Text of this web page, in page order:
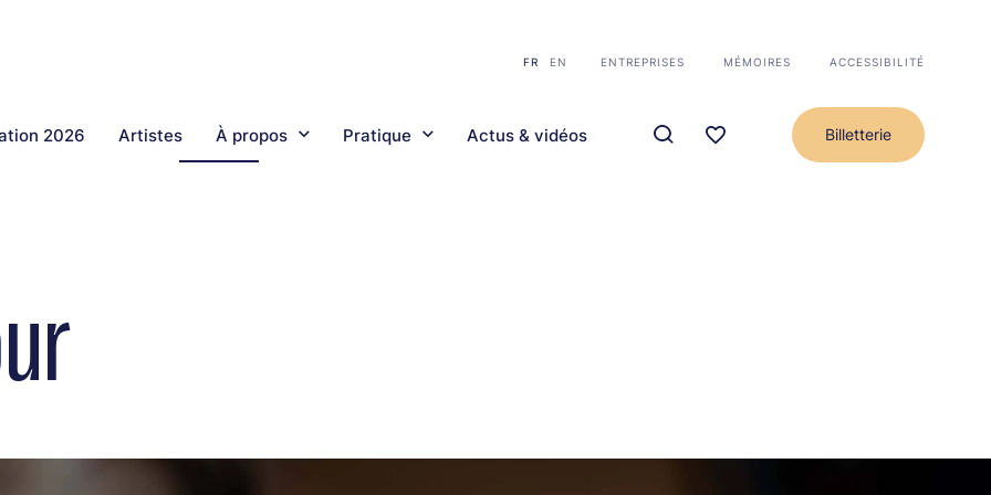
FR EN ENTREPRISES MÉMOIRES ACCESSIBILITÉ
2026 Artistes À propos Pratique Actus & vidéos Billetterie